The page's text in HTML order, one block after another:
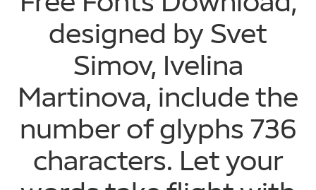
designed by Svet
Simov, Ivelina
Martinova, include the
number of glyphs 736
characters. Let your